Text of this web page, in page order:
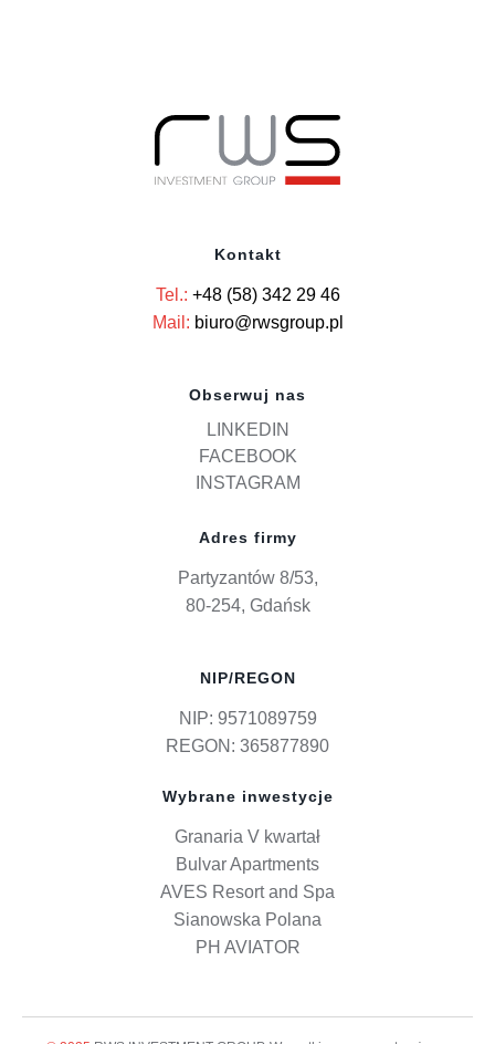
Kontakt
Tel.: +48 (58) 342 29 46
Mail: biuro@rwsgroup.pl
Obserwuj nas
LINKEDIN
FACEBOOK
INSTAGRAM
Adres firmy
Partyzantów 8/53,
80-254, Gdańsk
NIP/REGON
NIP: 9571089759
REGON: 365877890
Wybrane inwestycje
Granaria V kwartał
Bulvar Apartments
AVES Resort and Spa
Sianowska Polana
PH AVIATOR